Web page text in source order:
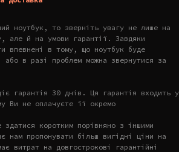
ноутбук, то зверніть увагу не лише на
але й на умови гарантії. Завдяки
впевнені в тому, що ноутбук буде
або в разі проблем можна звернутися за
гарантія 30 днів. Ця гарантія входить у
Ви не оплачуєте її окремо
коротким порівняно з іншими
нам пропонувати більш вигідні ціни на
витрат на довгострокові гарантійні